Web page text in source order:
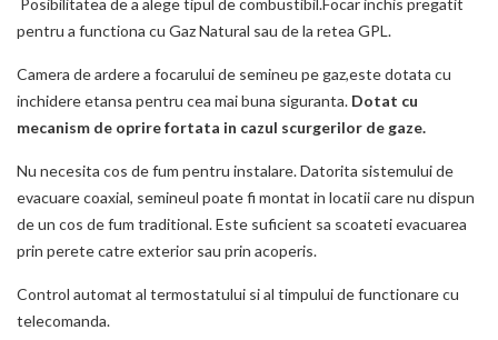
Posibilitatea de a alege tipul de combustibil.Focar inchis pregatit
pentru a functiona cu Gaz Natural sau de la retea GPL.
Camera de ardere a focarului de semineu pe gaz,este dotata cu
inchidere etansa pentru cea mai buna siguranta. Dotat cu
mecanism de oprire fortata in cazul scurgerilor de gaze.
Nu necesita cos de fum pentru instalare. Datorita sistemului de
evacuare coaxial, semineul poate fi montat in locatii care nu dispun
de un cos de fum traditional. Este suficient sa scoateti evacuarea
prin perete catre exterior sau prin acoperis.
Control automat al termostatului si al timpului de functionare cu
telecomanda.